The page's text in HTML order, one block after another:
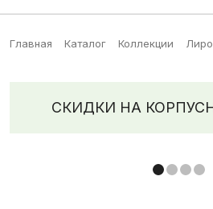
Главная Каталог Коллекции
СКИДКИ НА